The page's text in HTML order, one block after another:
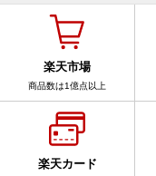
楽天市場
商品数は1億点以上
楽天カード